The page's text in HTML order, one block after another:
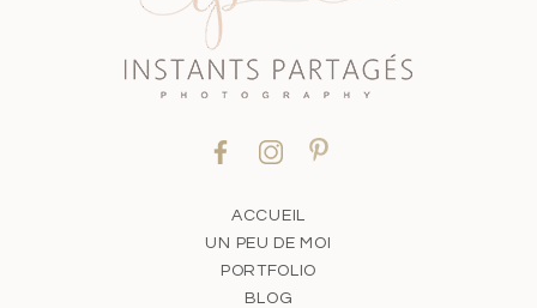
ACCUEIL
UN PEU DE MOI
PORTFOLIO
BLOG